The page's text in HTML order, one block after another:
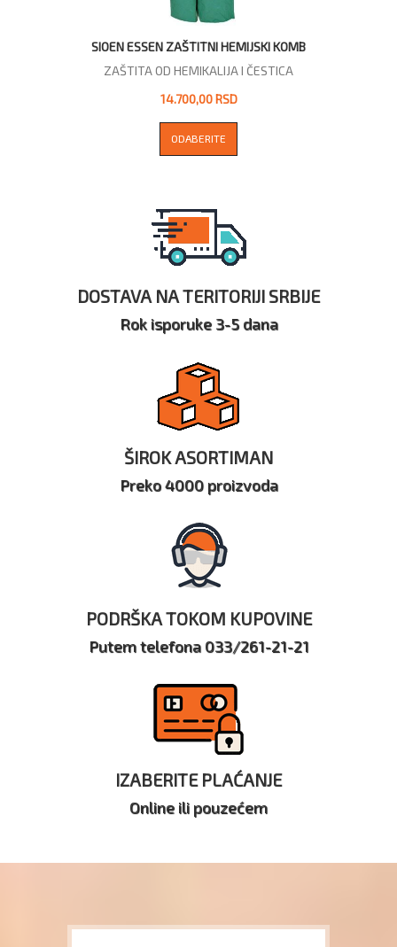
SIOEN ESSEN ZAŠTITNI HEMIJSKI KOMB
ZAŠTITA OD HEMIKALIJA I ČESTICA
14.700,00 RSD
ODABERITE
DOSTAVA NA TERITORIJI SRBIJE
Rok isporuke 3-5 dana
ŠIROK ASORTIMAN
Preko 4000 proizvoda
PODRŠKA TOKOM KUPOVINE
Putem telefona 033/261-21-21
IZABERITE PLAĆANJE
Online ili pouzećem